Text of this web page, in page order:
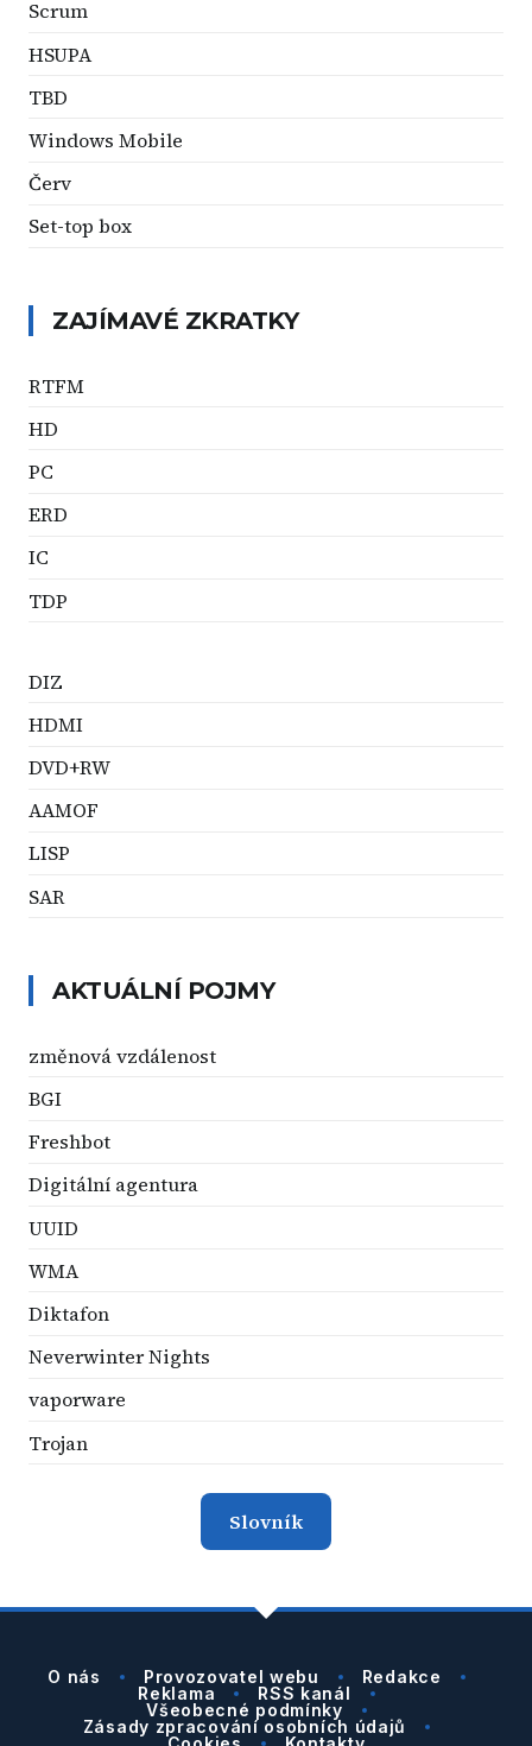
Scrum
HSUPA
TBD
Windows Mobile
Červ
Set-top box
ZAJÍMAVÉ ZKRATKY
RTFM
HD
PC
ERD
IC
TDP
DIZ
HDMI
DVD+RW
AAMOF
LISP
SAR
AKTUÁLNÍ POJMY
změnová vzdálenost
BGI
Freshbot
Digitální agentura
UUID
WMA
Diktafon
Neverwinter Nights
vaporware
Trojan
Slovník
O nás Provozovatel webu
Redakce
Reklama
RSS kanál
Všeobecné podmínky
Zásady zpracování osobních údajů